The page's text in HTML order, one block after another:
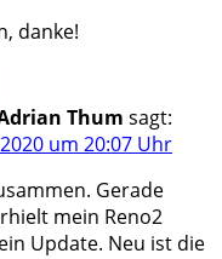
danke!
Thum sagt:
um 20:07 Uhr
Gerade
mein Reno2
Update. Neu ist die